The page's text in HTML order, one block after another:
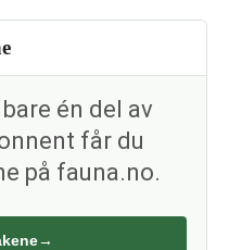
én del av
får du
på fauna.no.
→